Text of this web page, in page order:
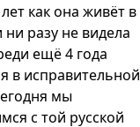
как она живёт в
разу не видела
ещё 4 года
в исправительной
мы
с той русской